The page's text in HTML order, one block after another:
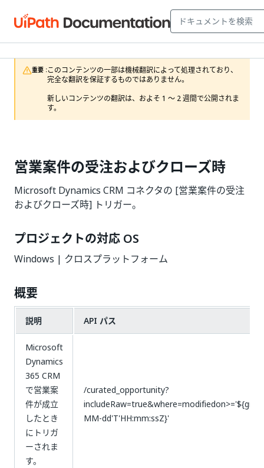
重要 :このコンテンツの一部は機械翻訳によって処理されており、
完全な翻訳を保証するものではありません。
新しいコンテンツの翻訳は、およそ 1 ～ 2 週間で公開されま
す。
営業案件の受注およびクローズ時
Microsoft Dynamics CRM コネクタの [営業案件の受注
およびクローズ時] トリガー。
プロジェクトの対応 OS
Windows | クロスプラットフォーム
概要
説明 API パス
Microsoft
Dynamics
365 CRM
で営業案
件が成立
したとき
にトリガ
ーされま
す。
/curated_opportunity?
MM-dd'T'HH:mm:ssZ}'